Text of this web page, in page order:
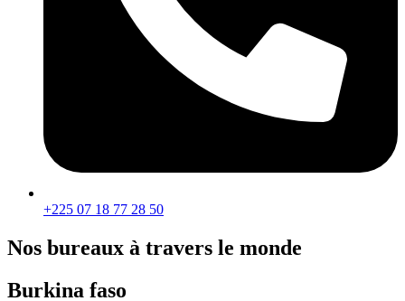
+225 07 18 77 28 50
Nos bureaux à travers le monde
Burkina faso